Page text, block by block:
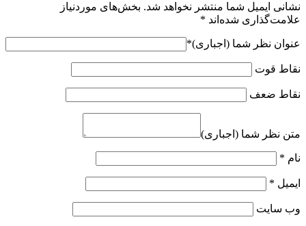
نشانی ایمیل شما منتشر نخواهد شد. بخش‌های موردنیاز
علامت‌گذاری شده‌اند *
عنوان نظر شما (اجباری)*
نقاط قوت
نقاط ضعف
متن نظر شما (اجباری)
نام *
ایمیل *
وب‌ سایت